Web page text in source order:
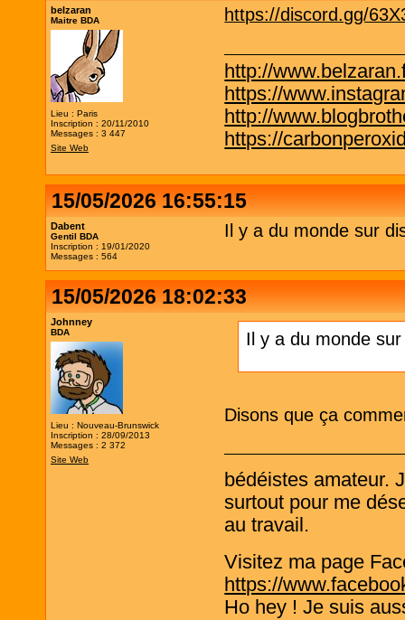
belzaran
Maitre BDA
Lieu : Paris
Inscription : 20/11/2010
Messages : 3 447
Site Web
https://discord.gg/
http://
https://
http://
https://
15/05/2026 16:55:15
Dabent
Gentil BDA
Inscription : 19/01/2020
Messages : 564
Il y a du monde sur
15/05/2026 18:02:33
Johnney
BDA
Lieu : Nouveau-Brunswick
Inscription : 28/09/2013
Messages : 2 372
Site Web
Il y a du monde
Disons que ça
bédéistes amateur.
surtout pour me
au travail.
Visitez ma page
https://
Ho hey ! Je suis